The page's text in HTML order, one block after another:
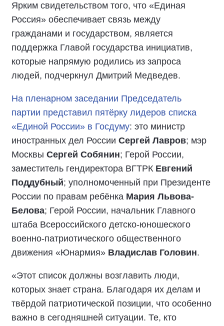
Ярким свидетельством того, что «Единая
Россия» обеспечивает связь между
гражданами и государством, является
поддержка Главой государства инициатив,
которые напрямую родились из запроса
людей, подчеркнул Дмитрий Медведев.
На пленарном заседании Председатель
партии представил пятёрку лидеров списка
«Единой России» в Госдуму: это министр
иностранных дел России Сергей Лавров; мэр
Москвы Сергей Собянин; Герой России,
заместитель гендиректора ВГТРК Евгений
Поддубный; уполномоченный при Президенте
России по правам ребёнка Мария Львова-
Белова; Герой России, начальник Главного
штаба Всероссийского детско-юношеского
военно-патриотического общественного
движения «Юнармия» Владислав Головин.
«Этот список должны возглавить люди,
которых знает страна. Благодаря их делам и
твёрдой патриотической позиции, что особенно
важно в сегодняшней ситуации. Те, кто